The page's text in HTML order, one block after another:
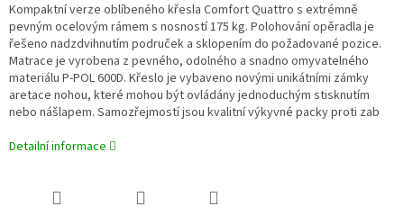
Kompaktní verze oblíbeného křesla Comfort Quattro s extrémně
pevným ocelovým rámem s nosností 175 kg. Polohování opěradla je
řešeno nadzdvihnutím područek a sklopením do požadované pozice.
Matrace je vyrobena z pevného, odolného a snadno omyvatelného
materiálu P-POL 600D. Křeslo je vybaveno novými unikátními zámky
aretace nohou, které mohou být ovládány jednoduchým stisknutím
nebo nášlapem. Samozřejmostí jsou kvalitní výkyvné packy proti zab
Detailní informace